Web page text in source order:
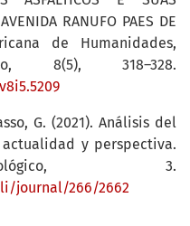
RANUFO PAES DE
de Humanidades,
8(5), 318–328.
G. (2021). Análisis del
y perspectiva.
3.
journal/266/2662